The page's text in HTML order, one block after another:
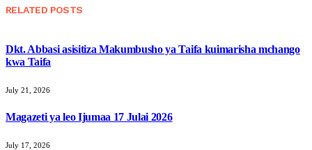
RELATED POSTS
Dkt. Abbasi asisitiza Makumbusho ya Taifa kuimarisha mchango
kwa Taifa
July 21, 2026
Magazeti ya leo Ijumaa 17 Julai 2026
July 17, 2026